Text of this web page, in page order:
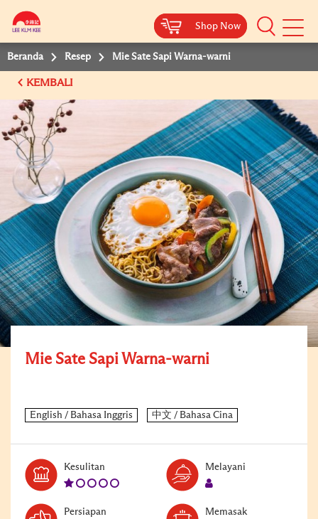
Shop Now
Shop Now
Beranda Resep Mie Sate Sapi Warna-warni
KEMBALI
Mie Sate Sapi Warna-warni
Kesulitan
1
Melayani
Persiapan Memasak